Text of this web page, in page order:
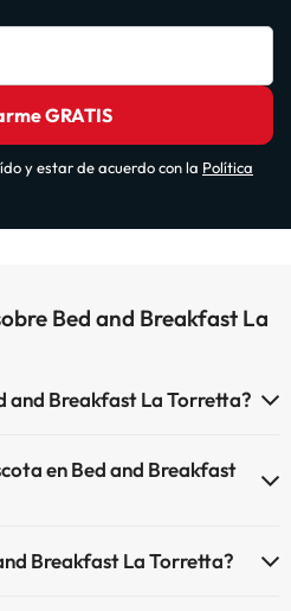
GRATIS
y estar de acuerdo con la Política
Bed and Breakfast La
and Breakfast La Torretta?
en Bed and Breakfast
Breakfast La Torretta?